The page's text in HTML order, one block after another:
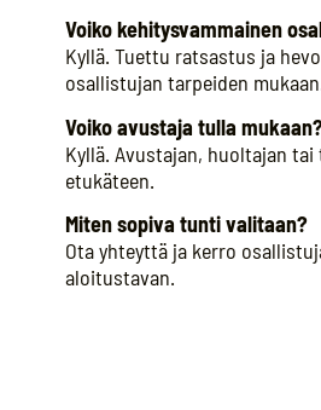
Voiko kehitysvammainen
Kyllä. Tuettu ratsastus ja
osallistujan tarpeiden
Voiko avustaja tulla
Kyllä. Avustajan, huoltajan
etukäteen.
Miten sopiva tunti valitaan?
Ota yhteyttä ja kerro
aloitustavan.